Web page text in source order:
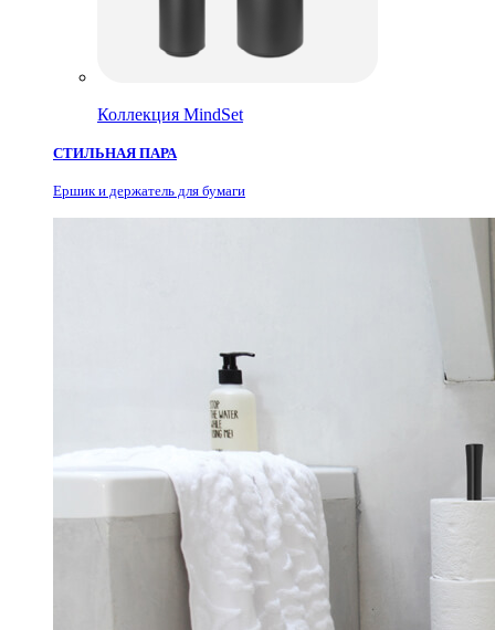
Коллекция MindSet
СТИЛЬНАЯ ПАРА
Ершик и держатель для бумаги